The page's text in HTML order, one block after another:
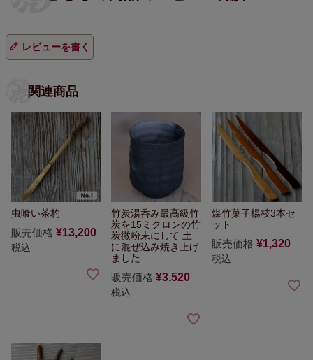
レビューを書く
関連商品
虫喰い茶杓
販売価格 ¥13,200
税込
竹炭湯呑み最高級竹
炭を15ミクロンの竹
炭微粉末にして 土
に混ぜ込み焼き上げ
ました
販売価格 ¥3,520
税込
煤竹菓子楊枝3本セ
ット
販売価格 ¥1,320
税込